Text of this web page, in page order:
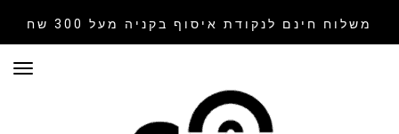
משלוח חינם לנקודת איסוף בקניה מעל 300 שח